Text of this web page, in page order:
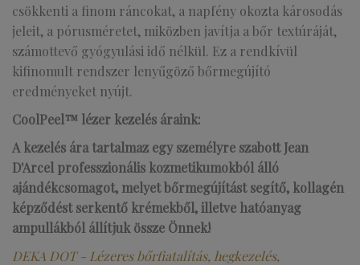
csökkenti a finom ráncokat, a napfény okozta károsodás
jeleit, a pórusméretet, miközben javítja a bőr textúráját,
számottevő gyógyulási idő nélkül. Ez a rendkívül
kifinomult rendszer lenyűgöző bőrmegújító
eredményeket nyújt.
CoolPeel™ lézer kezelés áraink:
A kezelés ára tartalmaz egy személyre szabott Jean
D'Arcel professzionális kozmetikumokból álló
ajándékcsomagot, melyet bőrmegújítást segítő, kollagén
képződést serkentő krémekből, illetve hatóanyag
ampullákból állítjuk össze Önnek!
DEKA DOT - Lézeres bőrfiatalítás, hegkezelés,